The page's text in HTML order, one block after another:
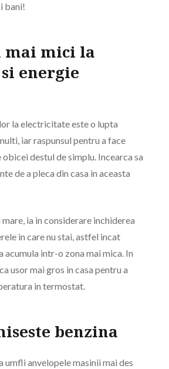
bani!
mai mici la
energie
la electricitate este o lupta
iar raspunsul pentru a face
destul de simplu. Incearca sa
de a pleca din casa in aceasta
mare, ia in considerare inchiderea
in care nu stai, astfel incat
acumula intr-o zona mai mica. In
usor mai gros in casa pentru a
in termostat.
benzina
umfli anvelopele masinii mai des